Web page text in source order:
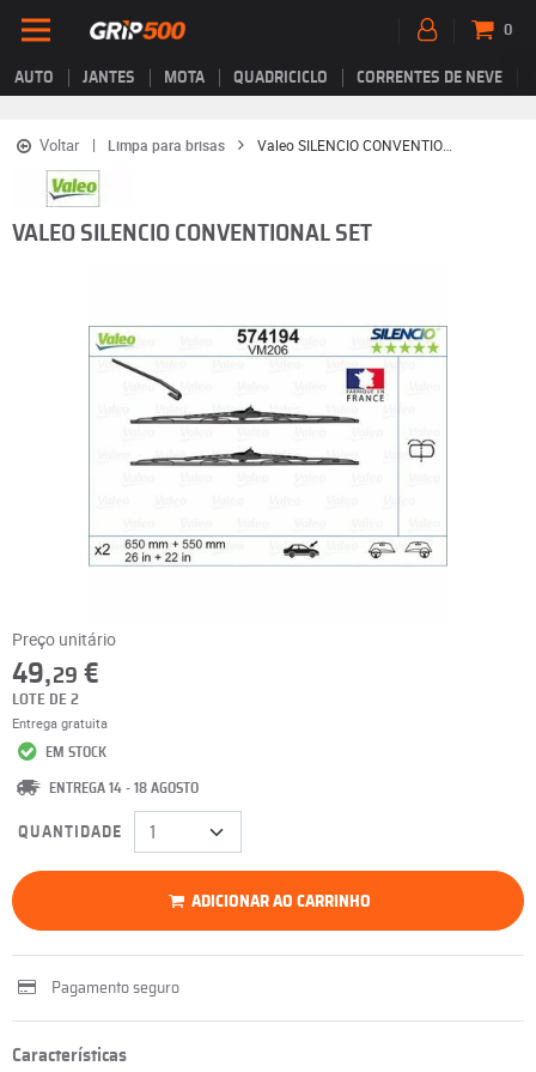
AUTO JANTES MOTA QUADRICICLO CORRENTES DE NEVE
0
Voltar Limpa para brisas Valeo SILENCIO CONVENTIONAL SET
VALEO SILENCIO CONVENTIONAL SET
Preço unitário
49,29 €
LOTE DE 2
Entrega gratuita
EM STOCK
ENTREGA 14 - 18 AGOSTO
QUANTIDADE
ADICIONAR AO CARRINHO
Pagamento seguro
Características